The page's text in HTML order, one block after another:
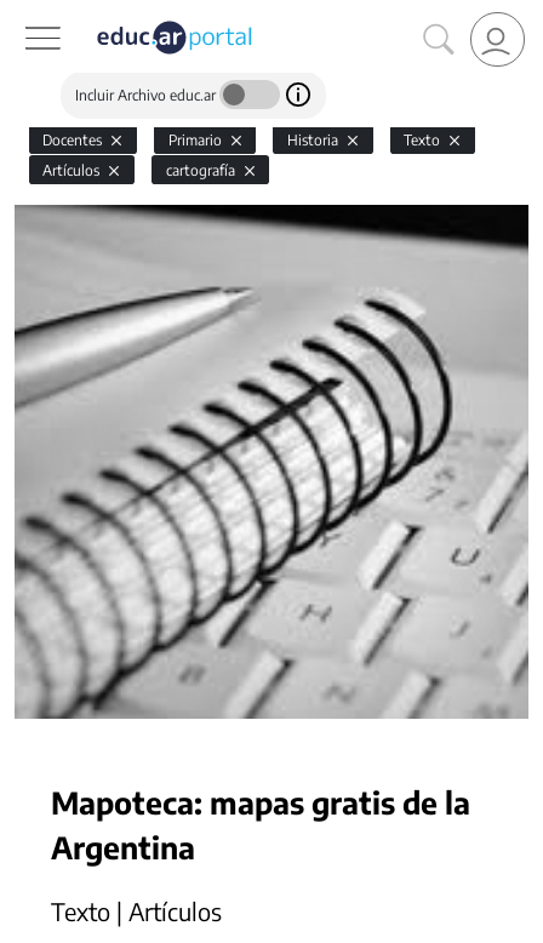
Incluir Archivo educ.ar
Docentes Primario Historia
Texto
Artículos
cartografía
Mapoteca: mapas gratis de la
Argentina
Texto | Artículos